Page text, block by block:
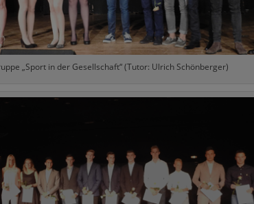
„Sport in der Gesellschaft“ (Tutor: Ulrich Schönberger)